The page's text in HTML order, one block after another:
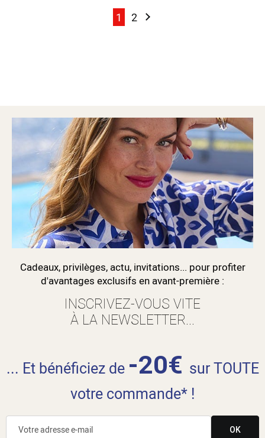
Page
Page
1 Page
2 Page
Suivant
Cadeaux, privilèges, actu, invitations... pour profiter
d'avantages exclusifs en avant-première :
INSCRIVEZ-VOUS VITE
À LA NEWSLETTER...
... Et bénéficiez de -20€ sur TOUTE
votre commande* !
OK